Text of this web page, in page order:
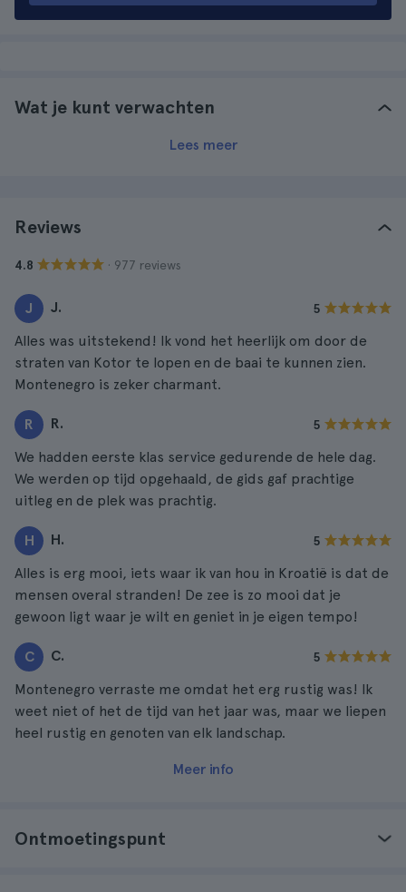
Wat je kunt verwachten
Lees meer
Reviews
4.8 · 977 reviews
J J. 5
Alles was uitstekend! Ik vond het heerlijk om door de
straten van Kotor te lopen en de baai te kunnen zien.
Montenegro is zeker charmant.
R R. 5
We hadden eerste klas service gedurende de hele dag.
We werden op tijd opgehaald, de gids gaf prachtige
uitleg en de plek was prachtig.
H H. 5
Alles is erg mooi, iets waar ik van hou in Kroatië is dat de
mensen overal stranden! De zee is zo mooi dat je
gewoon ligt waar je wilt en geniet in je eigen tempo!
C C. 5
Montenegro verraste me omdat het erg rustig was! Ik
weet niet of het de tijd van het jaar was, maar we liepen
heel rustig en genoten van elk landschap.
Meer info
Ontmoetingspunt